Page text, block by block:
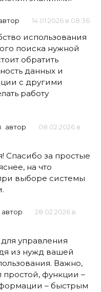
14.01.2026 в 08:36
использования
поиска нужной
обратить
данных и
с другими
работу
автор
08.02.2026 в
Спасибо за простые
на что
выборе системы
автор
28.02.2026 в
управления
из нужд вашей
Важно,
функции –
– быстрым